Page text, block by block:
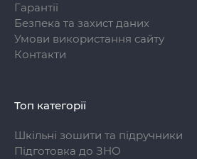
Гарантії
Безпека та захист даних
Умови використання сайту
Контакти
Топ категорії
Шкільні зошити та підручники
Підготовка до ЗНО